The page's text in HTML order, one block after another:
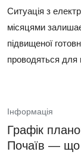
Ситуація з
місяцями
підвищеної
проводяться для
Інформація
Графік
Почаїв — що